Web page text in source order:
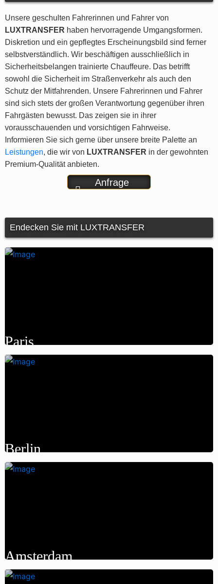
Unsere geschulten Fahrerinnen und Fahrer von
LUXTRANSFER haben hervorragende Umgangsformen.
Diskretion und ein gepflegtes Erscheinungsbild sind ferner
selbstverständlich. Wir beschäftigen ausschließlich in
Sicherheitsbelangen trainierte Chauffeure. Das betrifft
sowohl die Sicherheit im Straßenverkehr als auch den
Schutz der Mitfahrenden. Unsere Fahrerinnen und Fahrer
sind sich stets der großen Verantwortung gegenüber ihren
Fahrgästen bewusst. Das zeigen sie in ihrer
vorausschauenden und vorsichtigen Fahrweise.
Informieren Sie sich gerne über unsere breite Palette an
Leistungen, die wir von LUXTRANSFER in der gewohnten
Premium-Qualität anbieten.
Anfrage
Endecken Sie mit LUXTRANSFER
Paris
Berlin
Amsterdam